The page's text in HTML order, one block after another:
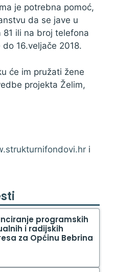
je potrebna pomoć,
da se jave u
81 ili na broj telefona
do 16.veljače 2018.
će im pružati žene
projekta Želim,
i
programskih
i radijskih
za Općinu Bebrina